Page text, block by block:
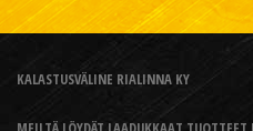
KALASTUSVÄLINE RIALINNA KY